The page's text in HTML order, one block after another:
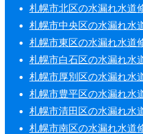
札幌市北区の水漏れ水道
札幌市中央区の水漏れ水
札幌市東区の水漏れ水道
札幌市白石区の水漏れ水
札幌市厚別区の水漏れ水
札幌市豊平区の水漏れ水
札幌市清田区の水漏れ水
札幌市南区の水漏れ水道